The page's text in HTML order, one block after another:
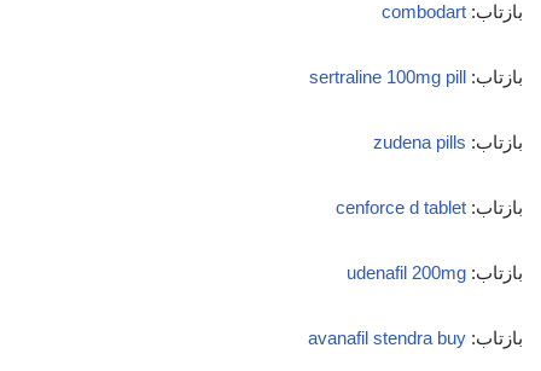
بازتاب: combodart
بازتاب: sertraline 100mg pill
بازتاب: zudena pills
بازتاب: cenforce d tablet
بازتاب: udenafil 200mg
بازتاب: avanafil stendra buy